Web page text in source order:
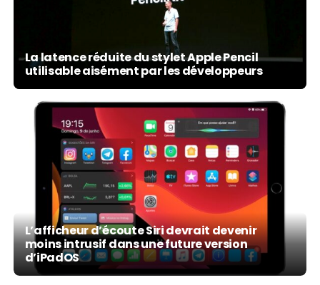
La latence réduite du stylet Apple Pencil
utilisable aisément par les développeurs
L’afficheur d’écoute Siri devrait devenir
moins intrusif dans une future version
d’iPadOS